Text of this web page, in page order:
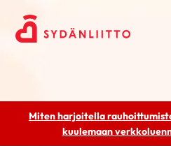
Miten harjoitella
kuulemaan